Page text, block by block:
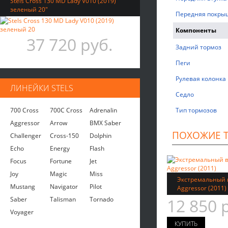
зеленый 20"
37 720 руб.
ЛИНЕЙКИ STELS
700 Cross 700C Cross
Adrenalin
Aggressor
Arrow
BMX Saber
Challenger
Cross-150
Dolphin
Echo
Energy
Flash
Focus
Fortune
Jet
Joy
Magic
Miss
Mustang
Navigator
Pilot
Saber
Talisman
Tornado
Voyager
Передняя
Компоненты
Задний тормоз
Пеги
Рулевая колонка
Седло
Тип тормозов
ПОХОЖИЕ
Экстремальный
Aggressor (2011)
12 850